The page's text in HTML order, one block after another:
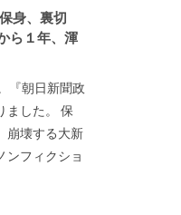
身、裏切
ら１年、渾
『朝日新聞政
ました。 保
崩壊する大新
ンフィクショ